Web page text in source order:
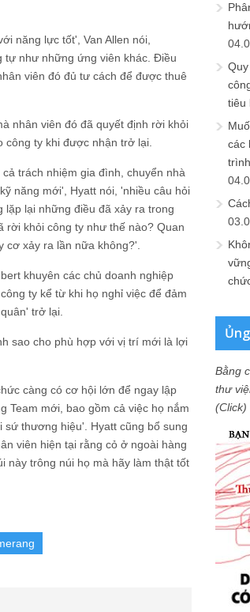
năng lực tốt', Van Allen nói,
tự như những ứng viên khác. Điều
viên đó đủ tư cách để được thuê
nhân viên đó đã quyết định rời khỏi
ty khi được nhận trở lại.
trách nhiệm gia đình, chuyển nhà
năng mới', Hyatt nói, 'nhiều câu hỏi
lại những điều đã xảy ra trong
rời khỏi công ty như thế nào? Quan
cơ xảy ra lần nữa không?'.
khuyên các chủ doanh nghiệp
ty kể từ khi họ nghỉ việc để đảm
trở lại.
sao cho phù hợp với vị trí mới là lợi
càng có cơ hội lớn để ngay lập
Team mới, bao gồm cả việc họ nắm
thương hiệu'. Hyatt cũng bổ sung
viên hiện tại rằng cỏ ở ngoài hàng
này trông núi họ mà hãy làm thật tốt
tiêu
các
Bằng
thư
(Click)